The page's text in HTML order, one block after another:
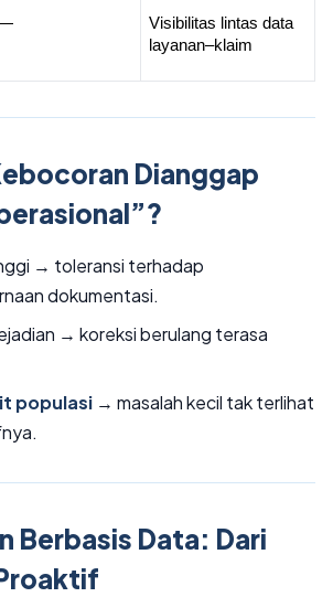
Visibilitas lintas data
layanan–klaim
Dianggap
→ toleransi terhadap
dokumentasi.
→ koreksi berulang terasa
populasi → masalah kecil tak terlihat
Berbasis Data: Dari